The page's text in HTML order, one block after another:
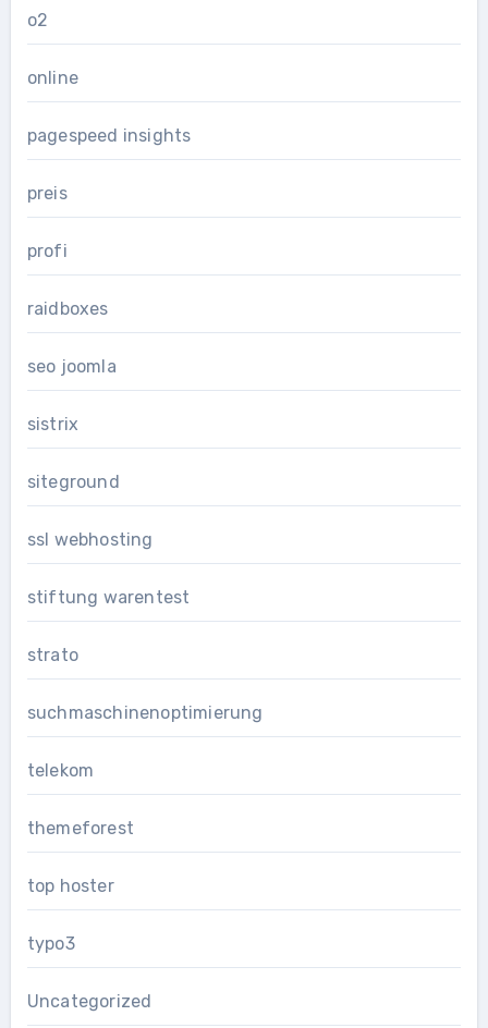
o2
online
pagespeed insights
preis
profi
raidboxes
seo joomla
sistrix
siteground
ssl webhosting
stiftung warentest
strato
suchmaschinenoptimierung
telekom
themeforest
top hoster
typo3
Uncategorized